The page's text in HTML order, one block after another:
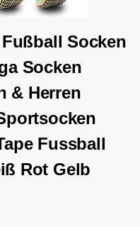
Socken
Socken
& Herren
Fussball
Rot Gelb